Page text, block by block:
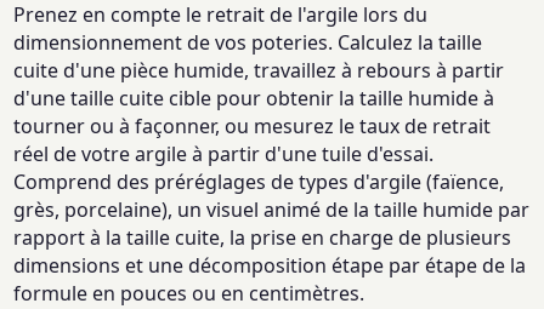
Prenez en compte le retrait de l'argile lors du
dimensionnement de vos poteries. Calculez la taille
cuite d'une pièce humide, travaillez à rebours à partir
d'une taille cuite cible pour obtenir la taille humide à
tourner ou à façonner, ou mesurez le taux de retrait
réel de votre argile à partir d'une tuile d'essai.
Comprend des préréglages de types d'argile (faïence,
grès, porcelaine), un visuel animé de la taille humide par
rapport à la taille cuite, la prise en charge de plusieurs
dimensions et une décomposition étape par étape de la
formule en pouces ou en centimètres.